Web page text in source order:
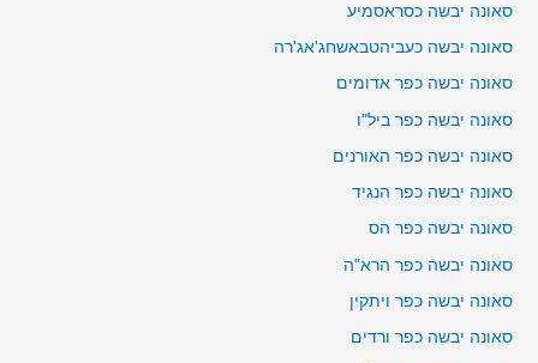
סאונה יבשה כסראסמיע
סאונה יבשה כעביהטבאשחג'אג'רה
סאונה יבשה כפר אדומים
סאונה יבשה כפר ביל"ו
סאונה יבשה כפר האורנים
סאונה יבשה כפר הנגיד
סאונה יבשה כפר הס
סאונה יבשה כפר הרא"ה
סאונה יבשה כפר ויתקין
סאונה יבשה כפר ורדים